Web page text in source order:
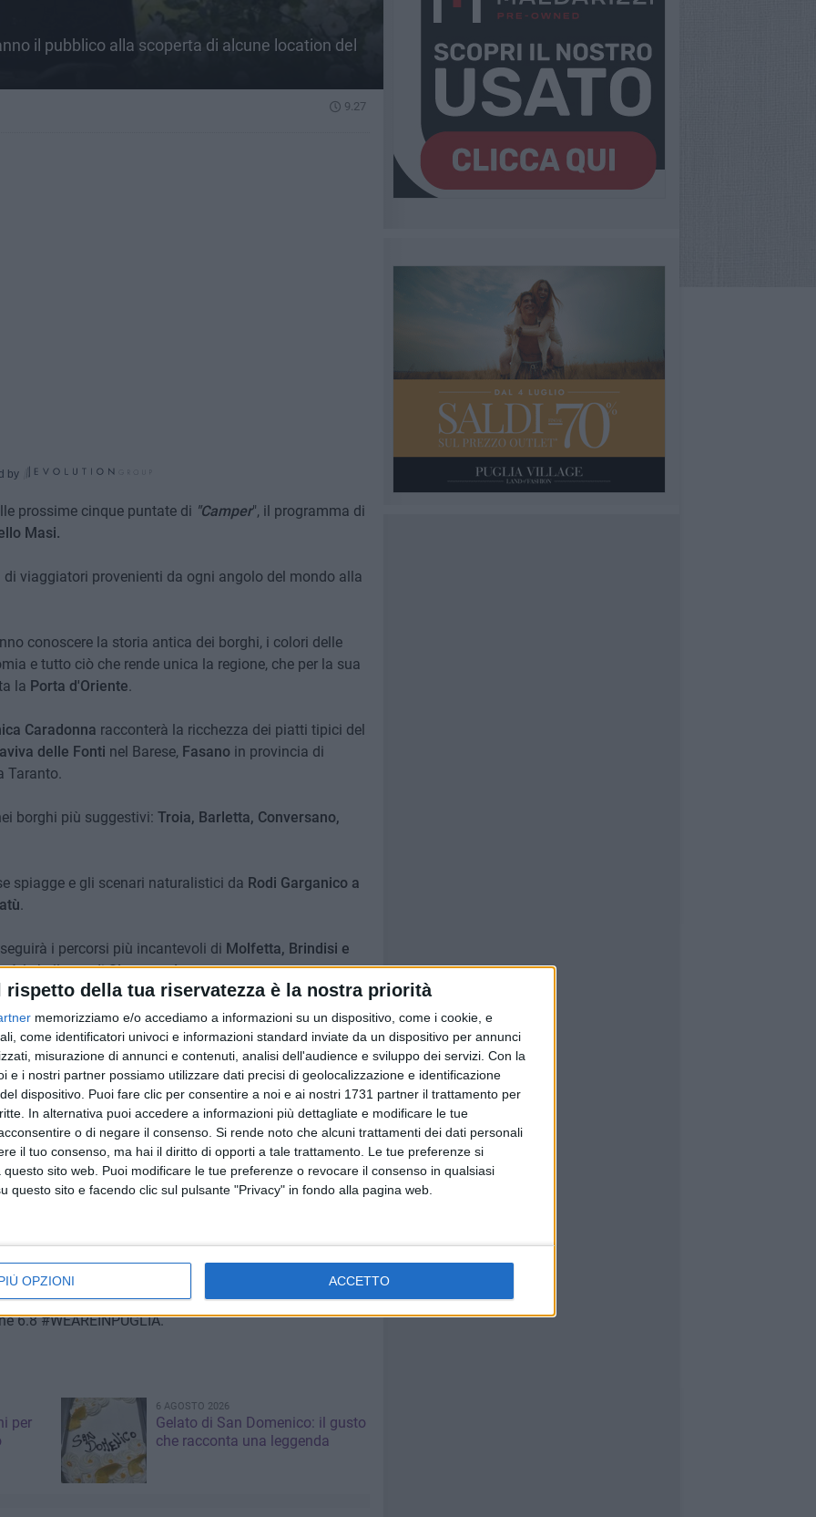
rispetto della tua riservatezza è la nostra priorità
memorizziamo e/o accediamo a informazioni su un dispositivo, come i cookie, e
come identificatori univoci e informazioni standard inviate da un dispositivo per annunci
misurazione di annunci e contenuti, analisi dell'audience e sviluppo dei servizi. Con la
e i nostri partner possiamo utilizzare dati precisi di geolocalizzazione e identificazione
dispositivo. Puoi fare clic per consentire a noi e ai nostri 1731 partner il trattamento per
In alternativa puoi accedere a informazioni più dettagliate e modificare le tue
o di negare il consenso. Si rende noto che alcuni trattamenti dei dati personali
il tuo consenso, ma hai il diritto di opporti a tale trattamento. Le tue preferenze si
sito web. Puoi modificare le tue preferenze o revocare il consenso in qualsiasi
questo sito e facendo clic sul pulsante "Privacy" in fondo alla pagina web.
OPZIONI ACCETTO
il pubblico alla scoperta di alcune location del
9.27
by
prossime cinque puntate di "Camper", il programma di
Masi.
viaggiatori provenienti da ogni angolo del mondo alla
conoscere la storia antica dei borghi, i colori delle
e tutto ciò che rende unica la regione, che per la sua
la Porta d'Oriente.
Caradonna racconterà la ricchezza dei piatti tipici del
delle Fonti nel Barese, Fasanoin provincia di
Taranto.
borghi più suggestivi: Troia, Barletta, Conversano,
spiagge e gli scenari naturalistici da Rodi Garganico a
.
seguirà i percorsi più incantevoli di Molfetta, Brindisi e
le bellezze diSiponto e Lecce.
scoprire le feste e gli eventi da non perdere aGalatina,
in Lamise aMargherita di Savoia.
ha pianificato una strategia di promozione
che valorizzano sia le mete estive che, in
il successo di Rai Radio 3 con InOnda aTrani, Linea
sempre su Rai 1 che sarà in diretta da ogni provincia.
Rai Com, sono rivolte ai potenziali visitatori italiani,
turismo tutto l'anno che ormai ci caratterizza» , dichiara
con Regione Puglia e Pugliapromozione con fondi
6.8 #WEAREINPUGLIA.
per
6 AGOSTO 2026
Gelato di San Domenico: il gusto
che racconta una leggenda